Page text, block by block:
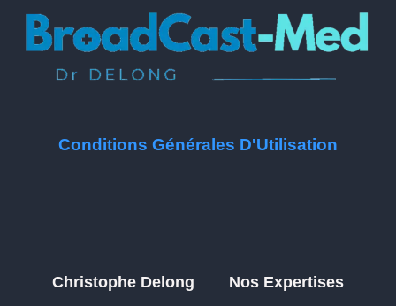
Conditions Générales D'Utilisation
Christophe Delong Nos Expertises